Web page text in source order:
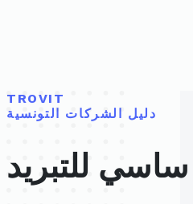
TROVIT
دليل الشركات التونسية
للتبريد